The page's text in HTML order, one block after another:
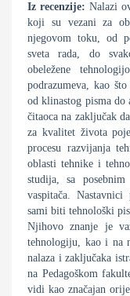
Iz recenzije: Nalazi
koji su vezani za
njegovom toku, od
sveta rada, do
obeležene
podrazumeva, kao
od klinastog pisma do
čitaoca na zaključak
za kvalitet života
procesu razvijanja
oblasti tehnike i
studija, sa
vaspitača.
sami biti tehnološki
Njihovo znanje je
tehnologiju, kao i na
nalaza i zaključaka
na Pedagoškom
vidi kao značajan